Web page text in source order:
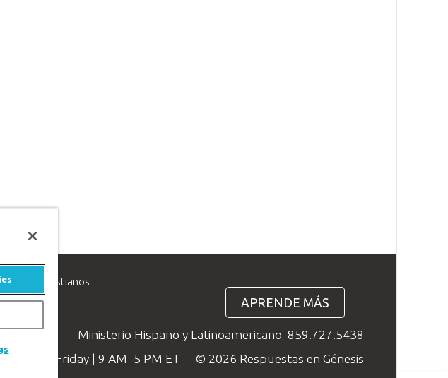
a los cristianos
APRENDE MÁS
Ministerio Hispano y Latinoamericano 859.727.5438
Monday–Friday | 9 AM–5 PM ET
© 2026 Respuestas en Génesis